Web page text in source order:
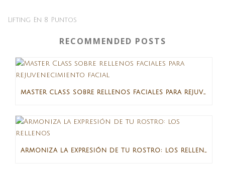
Lifting En 8 Puntos
RECOMMENDED POSTS
MASTER CLASS SOBRE RELLENOS FACIALES PARA REJUVENECIMIENTO FACIAL
ARMONIZA LA EXPRESIÓN DE TU ROSTRO: LOS RELLENOS